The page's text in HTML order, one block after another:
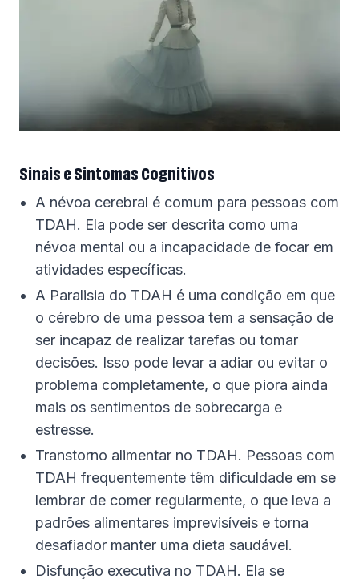
Sinais e Sintomas Cognitivos
A névoa cerebral é comum para pessoas com
TDAH. Ela pode ser descrita como uma
névoa mental ou a incapacidade de focar em
atividades específicas.
A Paralisia do TDAH é uma condição em que
o cérebro de uma pessoa tem a sensação de
ser incapaz de realizar tarefas ou tomar
decisões. Isso pode levar a adiar ou evitar o
problema completamente, o que piora ainda
mais os sentimentos de sobrecarga e
estresse.
Transtorno alimentar no TDAH. Pessoas com
TDAH frequentemente têm dificuldade em se
lembrar de comer regularmente, o que leva a
padrões alimentares imprevisíveis e torna
desafiador manter uma dieta saudável.
Disfunção executiva no TDAH. Ela se